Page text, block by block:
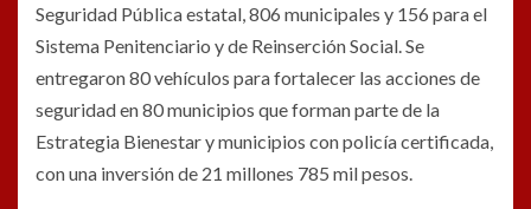
Seguridad Pública estatal, 806 municipales y 156 para el
Sistema Penitenciario y de Reinserción Social. Se
entregaron 80 vehículos para fortalecer las acciones de
seguridad en 80 municipios que forman parte de la
Estrategia Bienestar y municipios con policía certificada,
con una inversión de 21 millones 785 mil pesos.